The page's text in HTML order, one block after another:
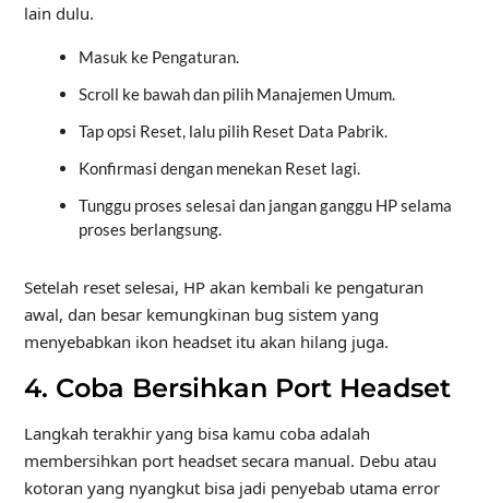
lain dulu.
Masuk ke Pengaturan.
Scroll ke bawah dan pilih Manajemen Umum.
Tap opsi Reset, lalu pilih Reset Data Pabrik.
Konfirmasi dengan menekan Reset lagi.
Tunggu proses selesai dan jangan ganggu HP selama
proses berlangsung.
Setelah reset selesai, HP akan kembali ke pengaturan
awal, dan besar kemungkinan bug sistem yang
menyebabkan ikon headset itu akan hilang juga.
4. Coba Bersihkan Port Headset
Langkah terakhir yang bisa kamu coba adalah
membersihkan port headset secara manual. Debu atau
kotoran yang nyangkut bisa jadi penyebab utama error